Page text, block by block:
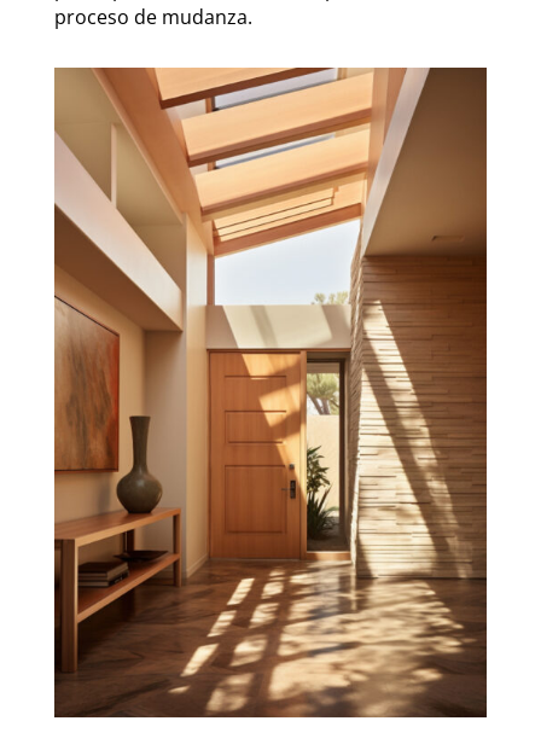
proceso de mudanza.